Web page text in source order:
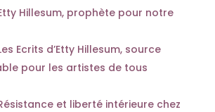
Hillesum, prophète pour notre
Ecrits d’Etty Hillesum, source
pour les artistes de tous
et liberté intérieure chez